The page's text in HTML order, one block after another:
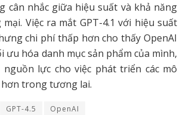
cân nhắc giữa hiệu suất và khả năng
Việc ra mắt GPT-4.1 với hiệu suất
chi phí thấp hơn cho thấy OpenAI
ưu hóa danh mục sản phẩm của mình,
lực cho việc phát triển các mô
trong tương lai.
GPT-4.5 OpenAI